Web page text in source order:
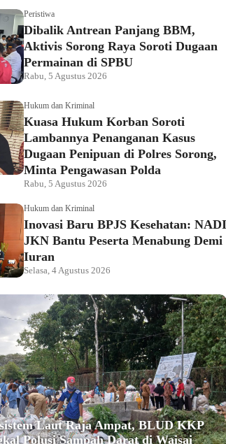
Peristiwa
Dibalik Antrean Panjang BBM,
Aktivis Sorong Raya Soroti Dugaan
Permainan di SPBU
Rabu, 5 Agustus 2026
Hukum dan Kriminal
Kuasa Hukum Korban Soroti
Lambannya Penanganan Kasus
Dugaan Penipuan di Polres Sorong,
Minta Pengawasan Polda
Rabu, 5 Agustus 2026
Hukum dan Kriminal
Inovasi Baru BPJS Kesehatan: NADI
JKN Bantu Peserta Menabung Demi
Iuran
Selasa, 4 Agustus 2026
Laut Raja Ampat, BLUD KKP
Polusi Sampah Darat di Waisai